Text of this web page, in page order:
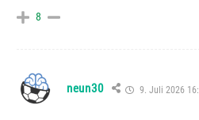
8
neun30 9. Juli 2026